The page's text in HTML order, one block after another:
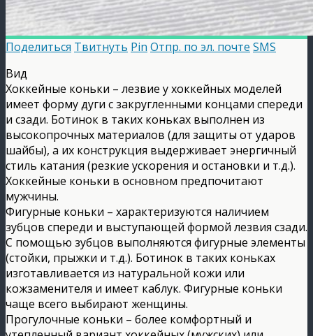
Поделиться Твитнуть Pin Отпр. по эл. почте SMS
Вид
Хоккейные коньки – лезвие у хоккейных моделей
имеет форму дуги с закругленными концами спереди
и сзади. Ботинок в таких коньках выполнен из
высокопрочных материалов (для защиты от ударов
шайбы), а их конструкция выдерживает энергичный
стиль катания (резкие ускорения и остановки и т.д.).
Хоккейные коньки в основном предпочитают
мужчины.
Фигурные коньки – характеризуются наличием
зубцов спереди и выступающей формой лезвия сзади.
С помощью зубцов выполняются фигурные элементы
(стойки, прыжки и т.д.). Ботинок в таких коньках
изготавливается из натуральной кожи или
кожзаменителя и имеет каблук. Фигурные коньки
чаще всего выбирают женщины.
Прогулочные коньки – более комфортный и